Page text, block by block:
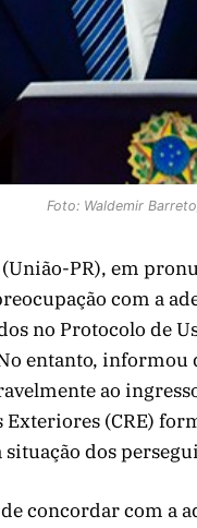
Foto: Waldemir
PR), em
com a
no Protocolo de
entanto, informou
ao
Exteriores (CRE)
situação dos
concordar com a